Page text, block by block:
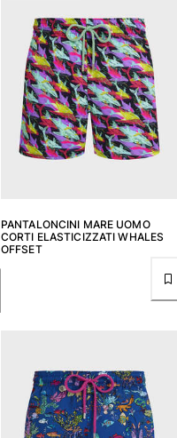
PANTALONCINI MARE UOMO
CORTI ELASTICIZZATI WHALES
OFFSET